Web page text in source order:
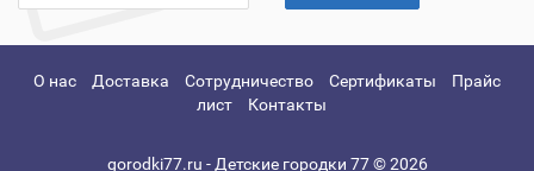
О нас Доставка Сотрудничество Сертификаты
Прайс
лист
Контакты
gorodki77.ru - Детские городки 77 © 2026